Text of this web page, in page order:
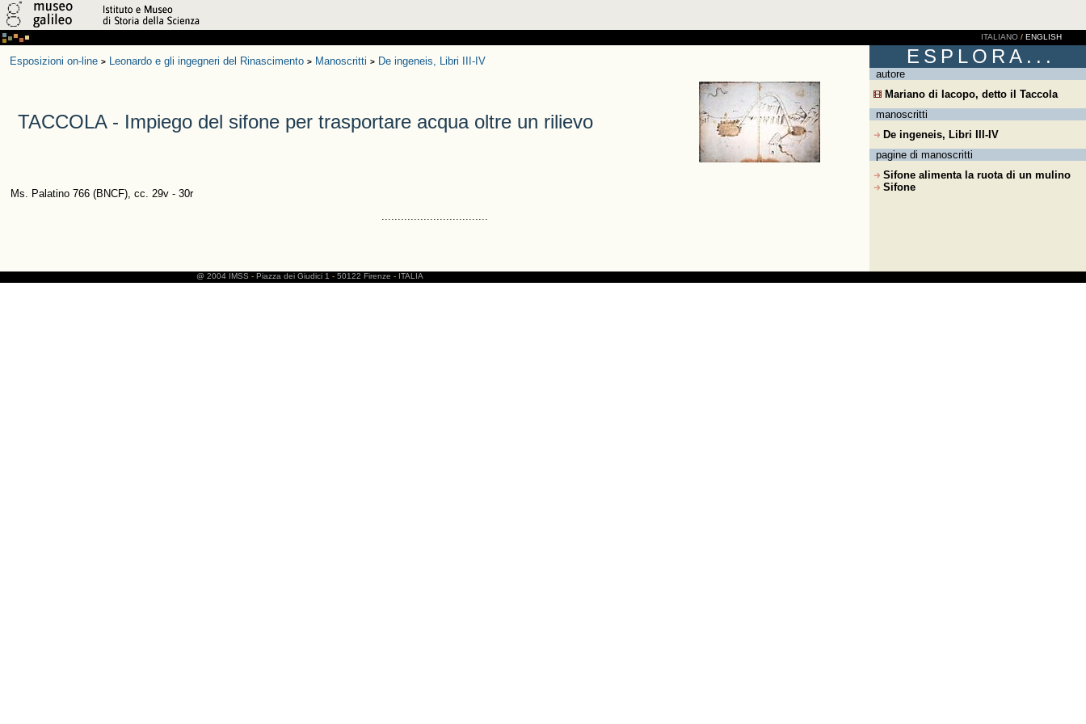
ITALIANO / ENGLISH
Esposizioni on-line > Leonardo e gli ingegneri del Rinascimento > Manoscritti > De ingeneis, Libri III-IV
TACCOLA - Impiego del sifone per trasportare acqua oltre un rilievo
Ms. Palatino 766 (BNCF), cc. 29v - 30r
.................................
ESPLORA...
autore
Mariano di Iacopo, detto il Taccola
manoscritti
De ingeneis, Libri III-IV
pagine di manoscritti
Sifone alimenta la ruota di un mulino
Sifone
@ 2004 IMSS - Piazza dei Giudici 1 - 50122 Firenze - ITALIA